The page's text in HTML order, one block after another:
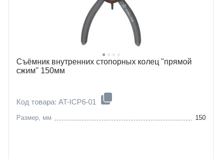
Съёмник внутренних стопорных колец "прямой
сжим" 150мм
Код товара: AT-ICP6-01
Размер, мм 150